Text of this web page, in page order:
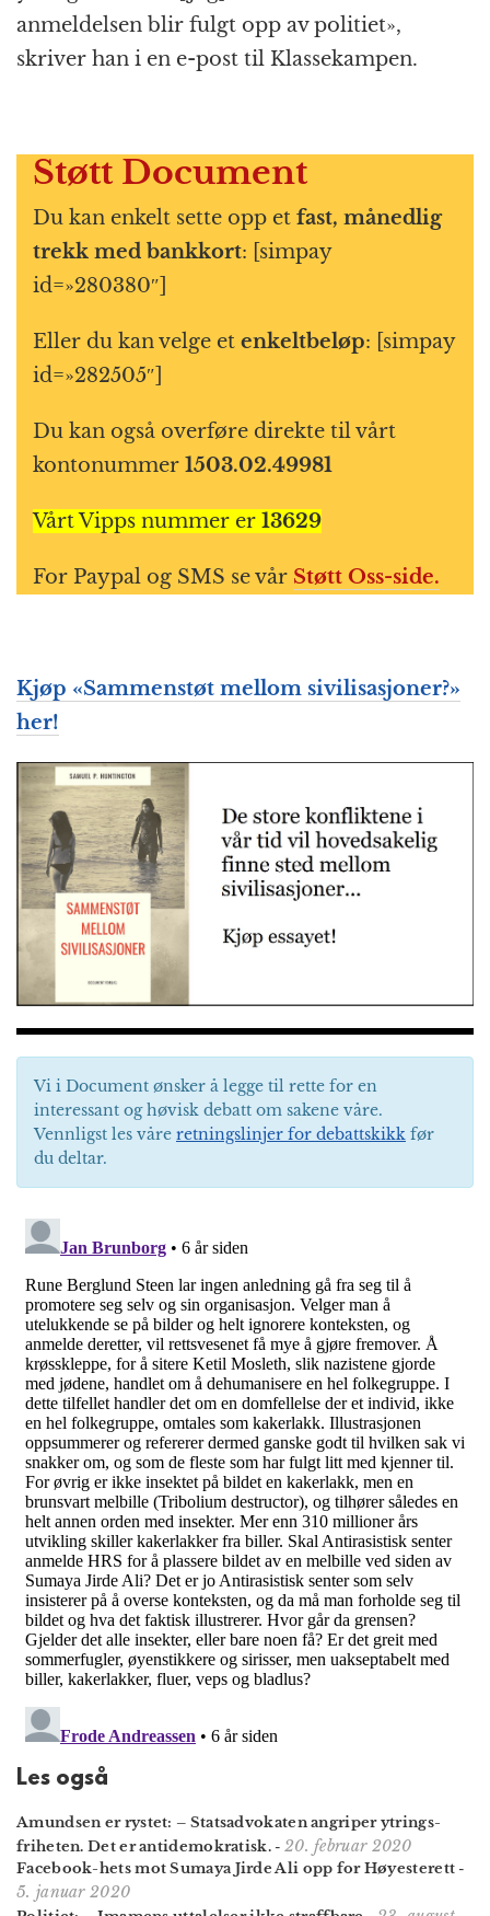
anmeldelsen blir fulgt opp av politiet»,
skriver han i en e-post til Klassekampen.
Støtt Document
Du kan enkelt sette opp et fast, månedlig
trekk med bankkort: [simpay
id=»280380″]
Eller du kan velge et enkeltbeløp: [simpay
id=»282505″]
Du kan også overføre direkte til vårt
kontonummer 1503.02.49981
Vårt Vipps nummer er 13629
For Paypal og SMS se vår Støtt Oss-side.
Kjøp «Sammenstøt mellom sivilisasjoner?»
her!
Vi i Document ønsker å legge til rette for en
interessant og høvisk debatt om sakene våre.
Vennligst les våre retningslinjer for debattskikk før
du deltar.
Les også
Amundsen er rystet: – Statsadvokaten angriper ytrings­
friheten. Det er antidemokratisk.- 20. februar 2020
Facebook-hets mot Sumaya Jirde Ali opp for Høyesterett -
5. januar 2020